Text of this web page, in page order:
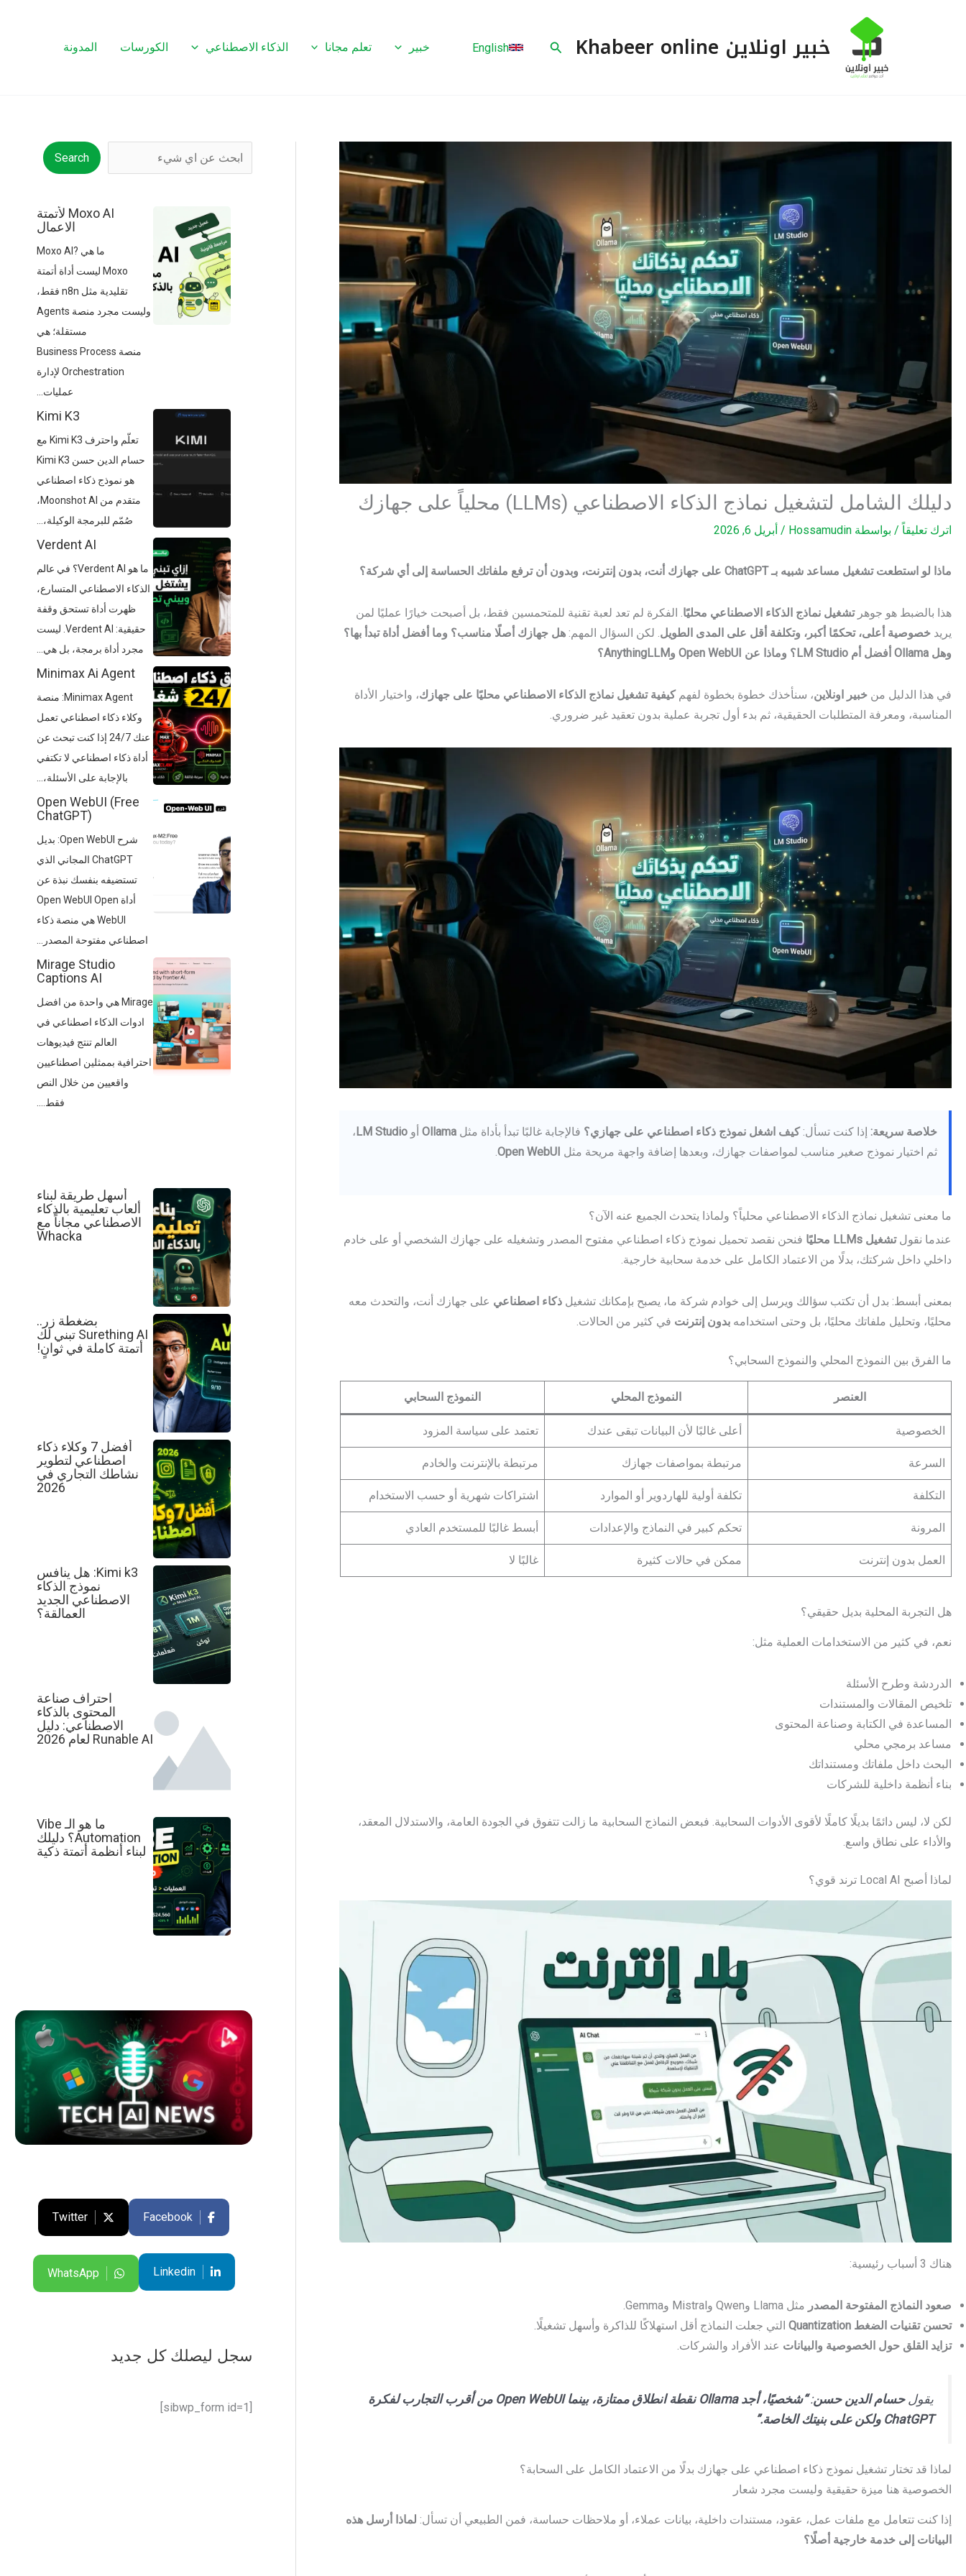
خبير اونلاين Khabeer online البحث English خبير تعلم مجانا الذكاء الاصطناعي الكورسات المدونة
دليلك الشامل لتشغيل نماذج الذكاء الاصطناعي (LLMs) محلياً على جهازك
اترك تعليقاً / بواسطة Hossamudin
/ أبريل 6, 2026
ماذا لو استطعت تشغيل مساعد شبيه بـ ChatGPT على جهازك أنت، بدون إنترنت، وبدون أن ترفع ملفاتك الحساسة إلى أي شركة؟
هذا بالضبط هو جوهرتشغيل نماذج الذكاء الاصطناعي محليًا. الفكرة لم تعد لعبة تقنية للمتحمسين فقط، بل أصبحت خيارًا عمليًا لمن
يريد خصوصية أعلى، تحكمًا أكبر، وتكلفة أقل على المدى الطويل. لكن السؤال المهم: هل جهازك أصلًا مناسب؟ وما أفضل أداة تبدأ بها؟
وهل Ollama أفضل أم LM Studio؟ وماذا عن Open WebUI وAnythingLLM؟
في هذا الدليل من خبير اونلاين، سنأخذك خطوة بخطوة لفهمكيفية تشغيل نماذج الذكاء الاصطناعي محليًا على جهازك، واختيار الأداة
المناسبة، ومعرفة المتطلبات الحقيقية، ثم بدء أول تجربة عملية بدون تعقيد غير ضروري.
خلاصة سريعة: إذا كنت تسأل:كيف اشغل نموذج ذكاء اصطناعي على جهازي؟ فالإجابة غالبًا تبدأ بأداة مثل Ollama أو LM Studio،
ثم اختيار نموذج صغير مناسب لمواصفات جهازك، وبعدها إضافة واجهة مريحة مثل Open WebUI
ما معنى تشغيل نماذج الذكاء الاصطناعي محلياً؟ ولماذا يتحدث الجميع عنه الآن؟
عندما نقولتشغيل LLMs محليًا
فنحن نقصد تحميل نموذج ذكاء اصطناعي مفتوح المصدر وتشغيله على جهازك الشخصي أو على خادم
داخلي داخل شركتك، بدلًا من الاعتماد الكامل على خدمة سحابية خارجية.
بمعنى أبسط: بدل أن تكتب سؤالك ويرسل إلى خوادم شركة ما، يصبح بإمكانك تشغيل ذكاء اصطناعي على جهازك أنت، والتحدث معه
محليًا، وتحليل ملفاتك محليًا، بل وحتى استخدامه بدون إنترنت في كثير من الحالات.
ما الفرق بين النموذج المحلي والنموذج السحابي؟
العنصر النموذج المحلي النموذج السحابي
الخصوصية أعلى غالبًا لأن البيانات تبقى عندك تعتمد على سياسة المزود
السرعة مرتبطة بمواصفات جهازك مرتبطة بالإنترنت والخادم
التكلفة تكلفة أولية للهاردوير أو الموارد اشتراكات شهرية أو حسب الاستخدام
المرونة تحكم كبير في النماذج والإعدادات أبسط غالبًا للمستخدم العادي
العمل بدون إنترنت ممكن في حالات كثيرة غالبًا لا
هل التجربة المحلية بديل حقيقي؟
نعم، في كثير من الاستخدامات العملية مثل:
الدردشة وطرح الأسئلة
تلخيص المقالات والمستندات
المساعدة في الكتابة وصناعة المحتوى
مساعد برمجي محلي
البحث داخل ملفاتك ومستنداتك
بناء أنظمة داخلية للشركات
لكن لا، ليس دائمًا بديلًا كاملًا لأقوى الأدوات السحابية. فبعض النماذج السحابية ما زالت تتفوق في الجودة العامة، والاستدلال المعقد،
والأداء على نطاق واسع.
لماذا أصبح Local AI ترند قوي؟
هناك 3 أسباب رئيسية:
صعود النماذج المفتوحة المصدر مثل Llama وQwen وMistral وGemma.
تحسن تقنيات الضغط Quantization
التي جعلت النماذج أقل استهلاكًا للذاكرة وأسهل تشغيلًا.
تزايد القلق حول الخصوصية والبيانات عند الأفراد والشركات.
يقولحسام الدين حسن:
“شخصيًا، أجد Ollama نقطة انطلاق ممتازة، بينما Open WebUI من أقرب التجارب لفكرة
ChatGPT ولكن على بنيتك الخاصة.”
لماذا قد تختار تشغيل نموذج ذكاء اصطناعي على جهازك بدلًا من الاعتماد الكامل على السحابة؟
الخصوصية هنا ميزة حقيقية وليست مجرد شعار
إذا كنت تتعامل مع ملفات عمل، عقود، مستندات داخلية، بيانات عملاء، أو ملاحظات حساسة، فمن الطبيعي أن تسأل: لماذا أرسل هذه
البيانات إلى خدمة خارجية أصلًا؟
البحث Search
Moxo AI لأتمتة
الاعمال
ما هي Moxo AI?
Moxo ليست أداة أتمتة
تقليدية مثل n8n فقط،
وليست مجرد منصة Agents
مستقلة؛ هي
منصة Business Process
Orchestration لإدارة
عمليات...
Kimi K3
تعلّم واحترف Kimi K3 مع
حسام الدين حسن Kimi K3
هو نموذج ذكاء اصطناعي
متقدم من Moonshot AI،
صُمّم للبرمجة الوكيلة،...
Verdent AI
ما هو Verdent AI؟ في عالم
الذكاء الاصطناعي المتسارع،
ظهرت أداة تستحق وقفة
حقيقية: Verdent AI. ليست
مجرد أداة برمجة، بل هي...
Minimax Ai Agent
Minimax Agent: منصة
وكلاء ذكاء اصطناعي تعمل
عنك 24/7 إذا كنت تبحث عن
أداة ذكاء اصطناعي لا تكتفي
بالإجابة على الأسئلة،...
Open WebUI (Free
ChatGPT)
شرح Open WebUI: بديل
ChatGPT المجاني الذي
تستضيفه بنفسك نبذة عن
أداة Open WebUI Open
WebUI هي منصة ذكاء
اصطناعي مفتوحة المصدر...
Mirage Studio
Captions AI
Mirage هي واحدة من افضل
ادوات الذكاء اصطناعي في
العالم تنتج فيديوهات
احترافية بممثلين اصطناعيين
واقعيين من خلال النص
فقط....
أسهل طريقة لبناء
ألعاب تعليمية بالذكاء
الاصطناعي مجاناً مع
Whacka
بضغطة زر..
Surething AI تبني لك
أتمتة كاملة في ثوانٍ!
أفضل 7 وكلاء ذكاء
اصطناعي لتطوير
نشاطك التجاري في
2026
Kimi k3: هل ينافس
نموذج الذكاء
الاصطناعي الجديد
العمالقة؟
احتراف صناعة
المحتوى بالذكاء
الاصطناعي: دليل
Runable AI لعام 2026
ما هو الـ Vibe
Automation؟ دليلك
لبناء أنظمة أتمتة ذكية
Facebook
Twitter
Linkedin
WhatsApp
سجل ليصلك كل جديد